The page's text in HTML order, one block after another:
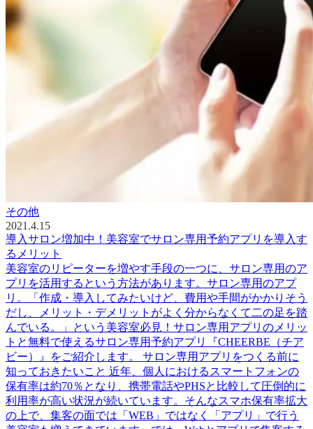
その他
2021.4.15
導入サロン増加中！美容室でサロン専用予約アプリを導入す
るメリット
美容室のリピーターを増やす手段の一つに、サロン専用のア
プリを活用するという方法があります。サロン専用のアプ
リ。「作成・導入してみたいけど、費用や手間がかかりそう
だし、メリット・デメリットがよく分からなくて二の足を踏
んでいる。」という美容室必見！サロン専用アプリのメリッ
トと無料で使えるサロン専用予約アプリ『CHEERBE（チア
ビー）』をご紹介します。 サロン専用アプリをつくる前に
知っておきたいこと 近年、個人におけるスマートフォンの
保有率は約70％となり、携帯電話やPHSと比較して圧倒的に
利用率が高い状況が続いています。そんなスマホ保有率拡大
の上で、集客の面では「WEB」ではなく「アプリ」で行う